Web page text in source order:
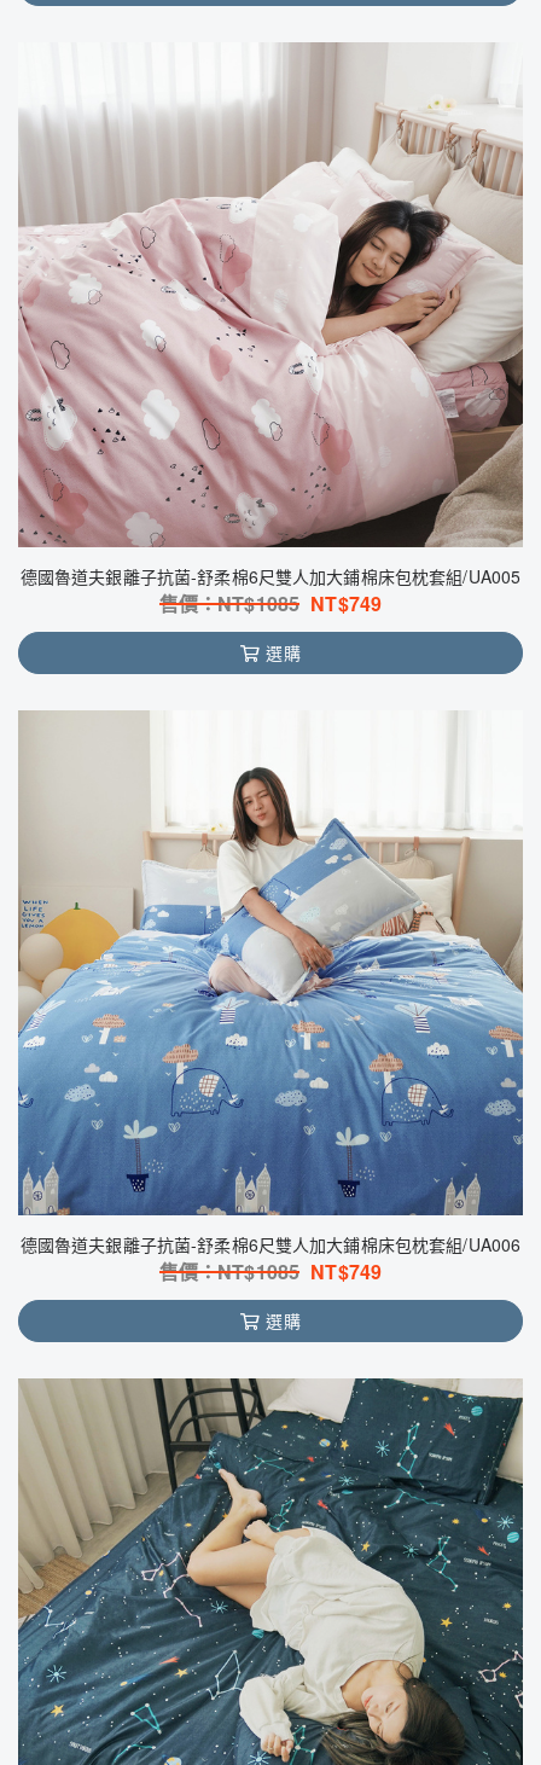
德國魯道夫銀離子抗菌-舒柔棉6尺雙人加大鋪棉床包枕套組/UA005
售價：NT$1085 NT$749
選購
德國魯道夫銀離子抗菌-舒柔棉6尺雙人加大鋪棉床包枕套組/UA006
售價：NT$1085 NT$749
選購